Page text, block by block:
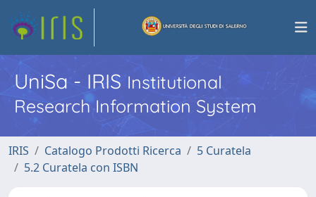
UniSa - IRISInstitutional
Research Information System
IRIS Catalogo Prodotti Ricerca
5 Curatela
5.2 Curatela con ISBN